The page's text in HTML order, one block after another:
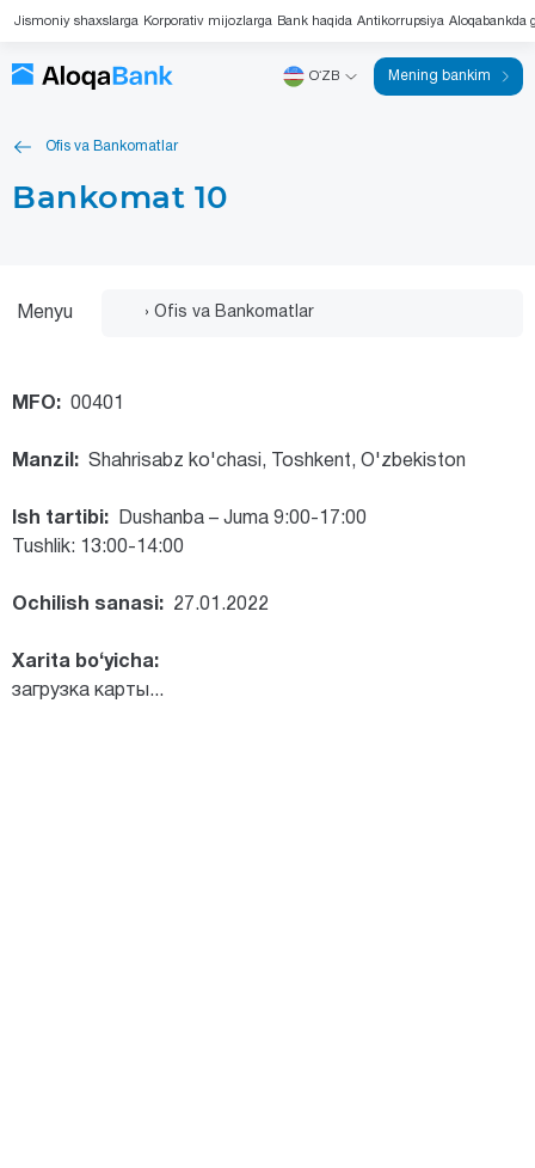
Jismoniy shaxslarga Korporativ mijozlarga Bank haqida Antikorrupsiya Aloqabankda
OʻZB Mening bankim
Ofis va Bankomatlar
Bankomat 10
Menyu
MFO: 00401
Manzil: Shahrisabz ko'chasi, Toshkent, O'zbekiston
Ish tartibi:
Dushanba – Juma 9:00-17:00
Tushlik: 13:00-14:00
Ochilish sanasi: 27.01.2022
Xarita bo‘yicha:
загрузка карты...